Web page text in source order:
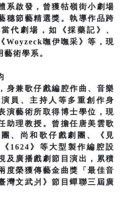
系啟發，曾獲牯嶺街小劇場
穗節藝精選獎。執導作品跨
代劇場，如《採藥記》、
Woyzeck嘸伊嘸采》等，現
術學系。
身兼歌仔戲編腔作曲、音樂
員、主持人等多重創作身
演藝術所取得博士學位，現
助理教授。曾擔任唐美雲歌
、尚和歌仔戲劇團、《見
1624》等大型製作編腔設
及廣播戲劇節目演出，累積
度榮獲傳藝金曲獎「最佳音
灣文武爿》節目蟬聯三屆廣